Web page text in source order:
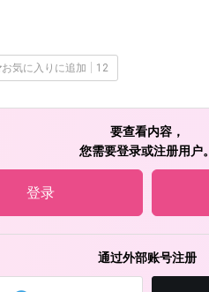
お気に入りに追加 12
要查看内容，
您需要登录或注册用户。
登录
通过外部账号注册